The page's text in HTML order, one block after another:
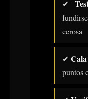
✔
cerosa
✔
puntos